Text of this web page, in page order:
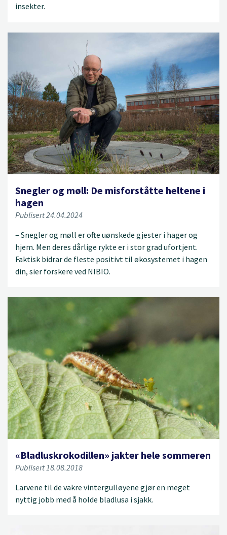
insekter.
Snegler og møll: De misforståtte heltene i
hagen
Publisert 24.04.2024
– Snegler og møll er ofte uønskede gjester i hager og
hjem. Men deres dårlige rykte er i stor grad ufortjent.
Faktisk bidrar de fleste positivt til økosystemet i hagen
din, sier forskere ved NIBIO.
«Bladluskrokodillen» jakter hele sommeren
Publisert 18.08.2018
Larvene til de vakre vintergulløyene gjør en meget
nyttig jobb med å holde bladlusa i sjakk.